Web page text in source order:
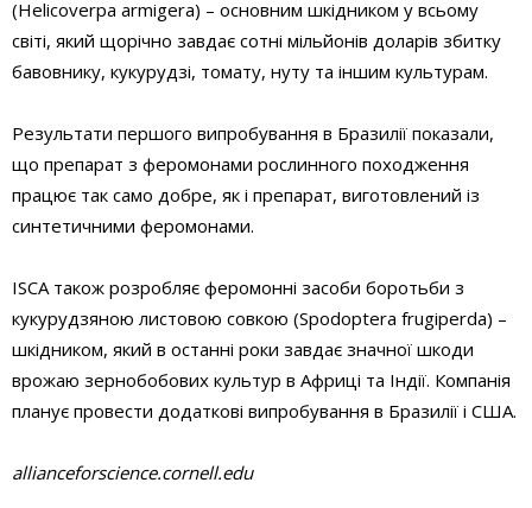
(Helicoverpa armigera) – основним шкідником у всьому
світі, який щорічно завдає сотні мільйонів доларів збитку
бавовнику, кукурудзі, томату, нуту та іншим культурам.
Результати першого випробування в Бразилії показали,
що препарат з феромонами рослинного походження
працює так само добре, як і препарат, виготовлений із
синтетичними феромонами.
ISCA також розробляє феромонні засоби боротьби з
кукурудзяною листовою совкою (Spodoptera frugiperda) –
шкідником, який в останні роки завдає значної шкоди
врожаю зернобобових культур в Африці та Індії. Компанія
планує провести додаткові випробування в Бразилії і США.
allianceforscience.cornell.edu